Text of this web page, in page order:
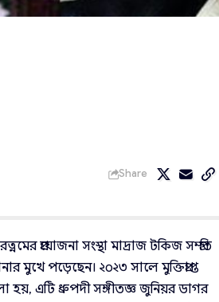
Share
প্রযোজনা সংস্থা মাদ্রাজ টকিজ সম্প্রতি
মুখে পড়েছেন। ২০২৩ সালে মুক্তিপ্রাপ্ত
হয়, এটি ধ্রুপদী সঙ্গীতজ্ঞ জুনিয়র ডাগর